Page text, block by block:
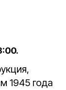
1945 года